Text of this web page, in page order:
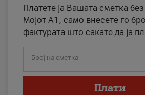
Платете ја Вашата сметка без
Мојот А1, само внесете го
фактурата што сакате да ја
Број на сметка
Плати